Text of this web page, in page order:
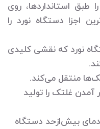
طبق استانداردها، روی
اجزا دستگاه نورد را
نورد که نقشی کلیدی
منتقل می‌کند.
غلتک را تولید
بیش‌ازحد دستگاه